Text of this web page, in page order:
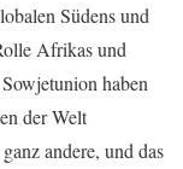
Südens und
Afrikas und
haben
der Welt
andere, und das